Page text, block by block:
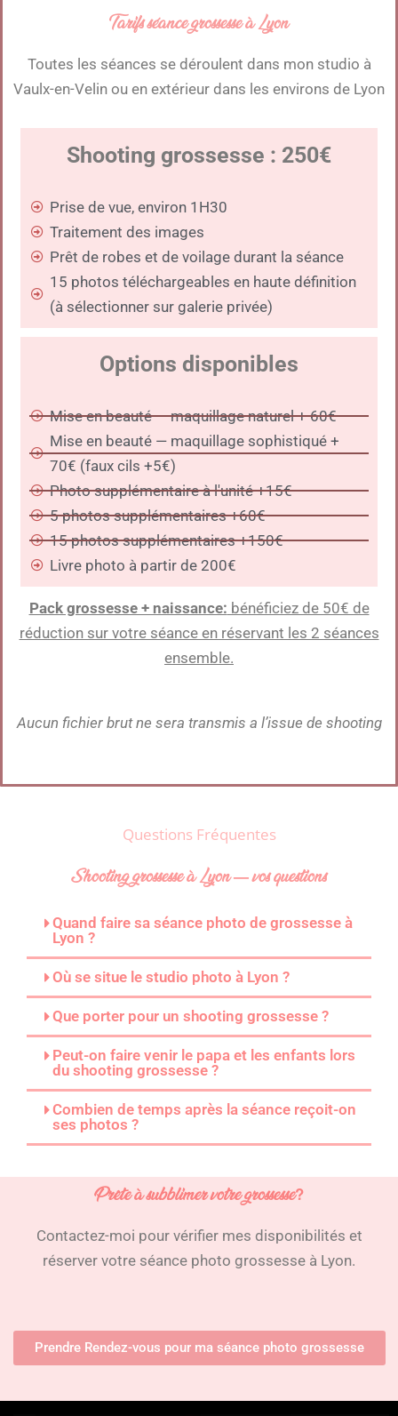
Tarifs séance grossesse à Lyon
Toutes les séances se déroulent dans mon studio à
Vaulx-en-Velin ou en extérieur dans les environs de Lyon
Shooting grossesse : 250€
Prise de vue, environ 1H30
Traitement des images
Prêt de robes et de voilage durant la séance
15 photos téléchargeables en haute définition
(à sélectionner sur galerie privée)
Options disponibles
Mise en beauté — maquillage naturel + 60€
Mise en beauté — maquillage sophistiqué +
70€ (faux cils +5€)
Photo supplémentaire à l'unité +15€
5 photos supplémentaires +60€
15 photos supplémentaires +150€
Livre photo à partir de 200€
Pack grossesse + naissance: bénéficiez de 50€ de
réduction sur votre séance en réservant les 2 séances
ensemble.
Aucun fichier brut ne sera transmis a l’issue de shooting
Questions Fréquentes
Shooting grossesse à Lyon — vos questions
Quand faire sa séance photo de grossesse à
Lyon ?
Où se situe le studio photo à Lyon ?
Que porter pour un shooting grossesse ?
Peut-on faire venir le papa et les enfants lors
du shooting grossesse ?
Combien de temps après la séance reçoit-on
ses photos ?
Prête à subblimer votre grossesse?
Contactez-moi pour vérifier mes disponibilités et
réserver votre séance photo grossesse à Lyon.
Prendre Rendez-vous pour ma séance photo grossesse